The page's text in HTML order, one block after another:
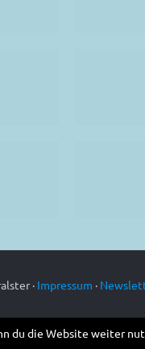
· Impressum ·
du die Website weiter